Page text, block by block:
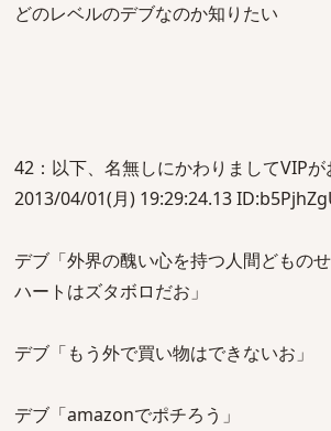
どのレベルのデブなのか知りたい
42：以下、名無しにかわりましてVIPが
2013/04/01(月) 19:29:24.13
デブ「外界の醜い心を持つ人間どもの
ハートはズタボロだお」
デブ「もう外で買い物はできないお」
デブ「amazonでポチろう」